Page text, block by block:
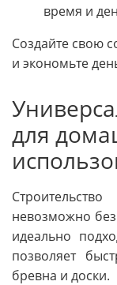
время и
Создайте свою
и экономьте
для
невозможно
идеально
позволяет
бревна и доски.